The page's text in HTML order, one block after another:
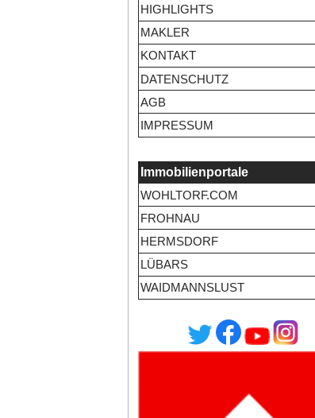
HIGHLIGHTS
MAKLER
KONTAKT
DATENSCHUTZ
AGB
IMPRESSUM
Immobilienportale
WOHLTORF.COM
FROHNAU
HERMSDORF
LÜBARS
WAIDMANNSLUST